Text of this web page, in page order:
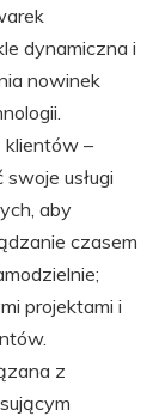
dynamiczna i
nowinek
klientów –
usługi
aby
czasem
projektami i
z